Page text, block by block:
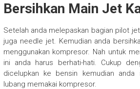
Bersihkan Main Jet
Setelah anda melepaskan bagian pilot
juga needle jet. Kemudian anda
menggunakan kompresor. Nah untuk
ini anda harus berhati-hati. Cukup
dicelupkan ke bensin kemudian anda
lubang memakai kompresor.